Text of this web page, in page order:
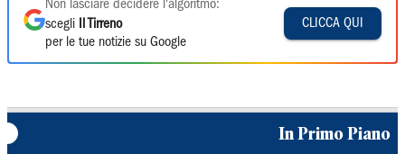
Non lasciare decidere l'algoritmo:
scegli
Il Tirreno
per le tue notizie su Google
CLICCA QUI
In Primo Piano